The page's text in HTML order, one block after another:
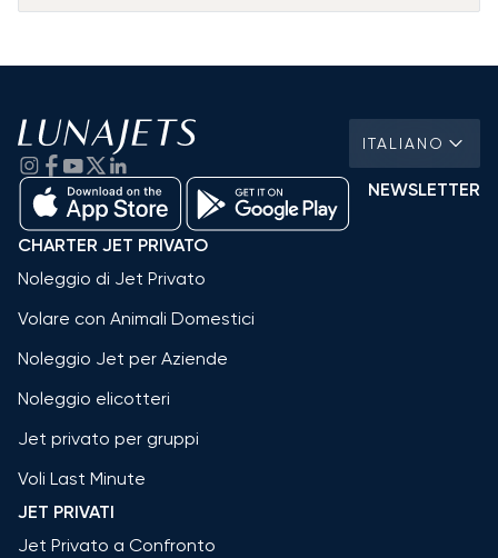
ITALIANO
NEWSLETTER
CHARTER JET PRIVATO
Noleggio di Jet Privato
Volare con Animali Domestici
Noleggio Jet per Aziende
Noleggio elicotteri
Jet privato per gruppi
Voli Last Minute
JET PRIVATI
Jet Privato a Confronto